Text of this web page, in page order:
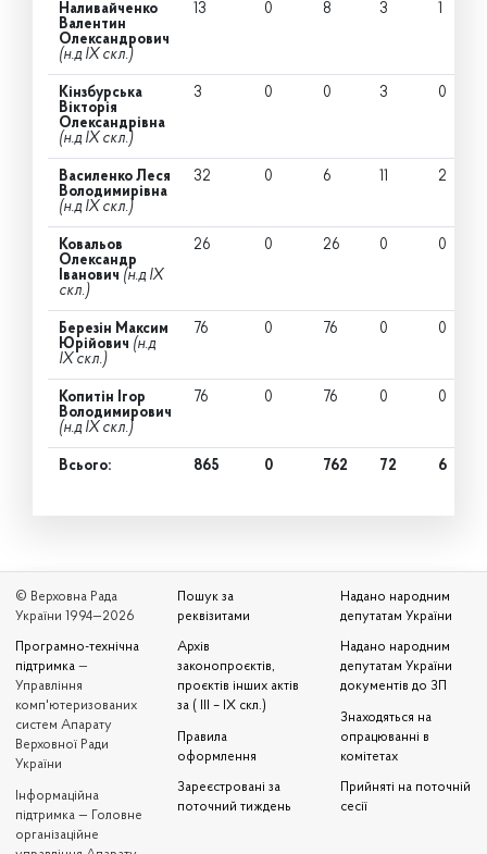
Наливайченко
Валентин
Олександрович
(н.д IX скл.)
13 0 8 3 1
Кінзбурська
Вікторія
Олександрівна
(н.д IX скл.)
3 0 0 3 0
Василенко Леся
Володимирівна
(н.д IX скл.)
32 0 6 11 2
Ковальов
Олександр
Іванович (н.д IX
скл.)
26 0 26 0 0
Березін Максим
Юрійович (н.д
IX скл.)
76 0 76 0 0
Копитін Ігор
Володимирович
(н.д IX скл.)
76 0 76 0 0
Всього: 865 0 762 72 6
© Верховна Рада
України 1994—2026
Програмно-технічна
підтримка —
Управління
комп'ютеризованих
систем Апарату
Верховної Ради
України
Iнформаційна
підтримка — Головне
організаційне
Пошук за
реквізитами
Архів
законопроєктів,
проєктів інших актів
за ( III – IX скл.)
Правила
оформлення
Зареєстровані за
поточний тиждень
Надано народним
депутатам України
Надано народним
депутатам України
документів до ЗП
Знаходяться на
опрацюванні в
комітетах
Прийняті на поточній
сесії